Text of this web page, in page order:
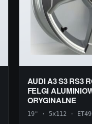
AUDI A3 S3 RS3
FELGI
ORYGINALNE
19" · 5x112 · ET49